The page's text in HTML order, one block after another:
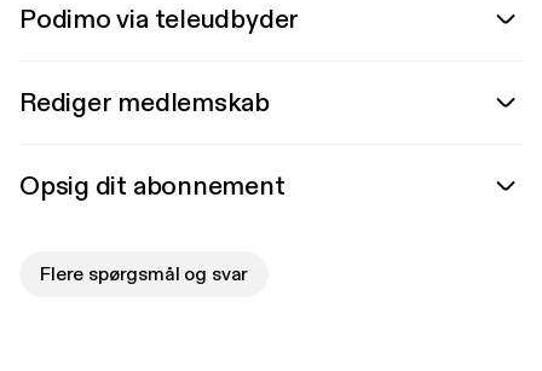
Podimo via teleudbyder
Rediger medlemskab
Opsig dit abonnement
Flere spørgsmål og svar